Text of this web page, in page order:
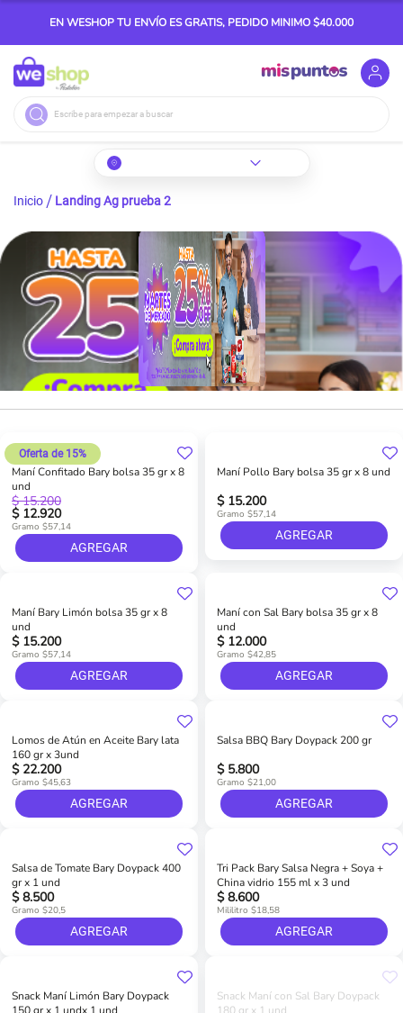
EN WESHOP TU ENVÍO ES GRATIS, PEDIDO MINIMO $40.000
Buscar
Inicio Landing Ag prueba 2
Maní Confitado Bary bolsa 35 gr x 8
und
$ 12.920
$ 15.200
Oferta de 15%
Gramo $57,14
AGREGAR
Maní Pollo Bary bolsa 35 gr x 8 und
$ 15.200
Gramo $57,14
AGREGAR
Maní Bary Limón bolsa 35 gr x 8
und
$ 15.200
Gramo $57,14
AGREGAR
Maní con Sal Bary bolsa 35 gr x 8
und
$ 12.000
Gramo $42,85
AGREGAR
Lomos de Atún en Aceite Bary lata
160 gr x 3und
$ 22.200
Gramo $45,63
AGREGAR
Salsa BBQ Bary Doypack 200 gr
$ 5.800
Gramo $21,00
AGREGAR
Salsa de Tomate Bary Doypack 400
gr x 1 und
$ 8.500
Gramo $20,5
AGREGAR
Tri Pack Bary Salsa Negra + Soya +
China vidrio 155 ml x 3 und
$ 8.600
Mililitro $18,58
AGREGAR
Snack Maní Limón Bary Doypack
150 gr x 1 undx 1 und
Snack Maní con Sal Bary Doypack
180 gr x 1 und